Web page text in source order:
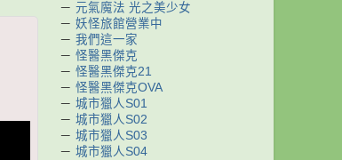
－ 元氣魔法 光之美少女
－ 妖怪旅館營業中
－ 我們這一家
－ 怪醫黑傑克
－ 怪醫黑傑克21
－ 怪醫黑傑克OVA
－ 城市獵人S01
－ 城市獵人S02
－ 城市獵人S03
－ 城市獵人S04